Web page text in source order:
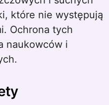
które nie występują
Ochrona tych
naukowców i